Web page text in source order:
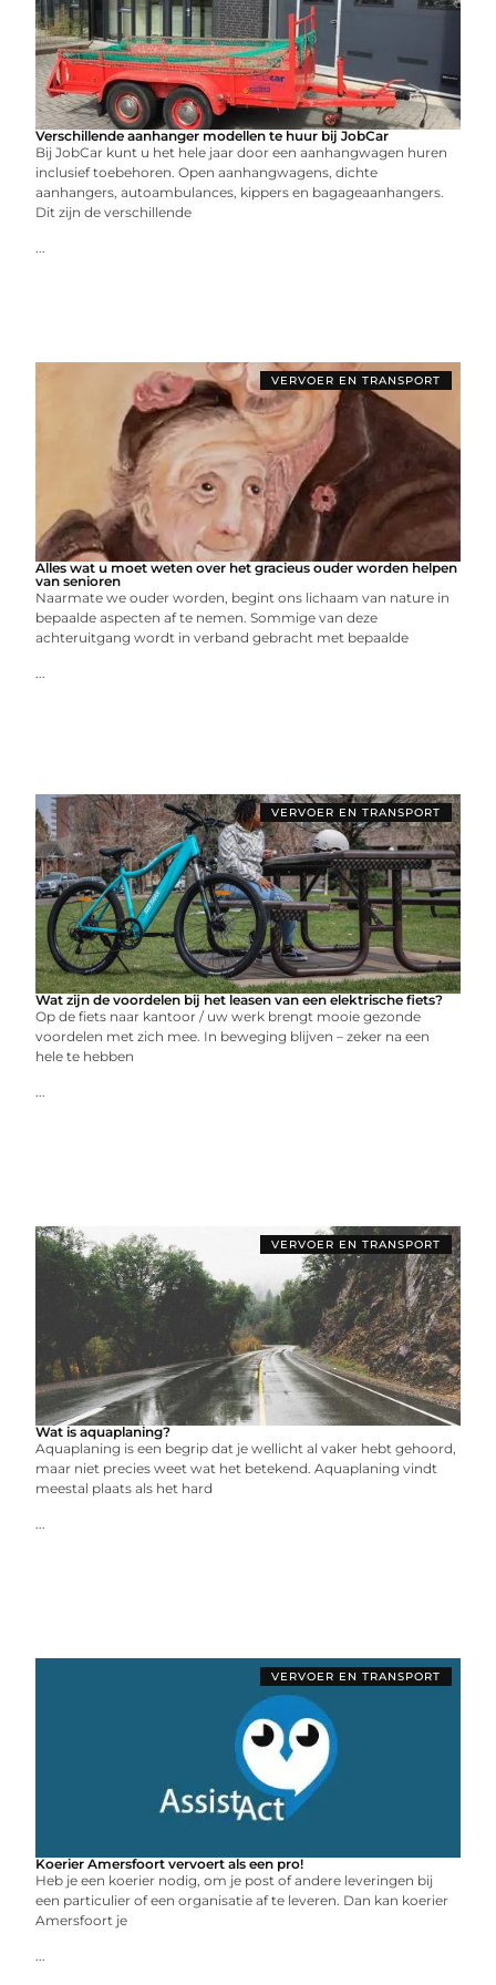
Verschillende aanhanger modellen te huur bij JobCar
Bij JobCar kunt u het hele jaar door een aanhangwagen huren
inclusief toebehoren. Open aanhangwagens, dichte
aanhangers, autoambulances, kippers en bagageaanhangers.
Dit zijn de verschillende
...
VERVOER EN TRANSPORT
Alles wat u moet weten over het gracieus ouder worden helpen
van senioren
Naarmate we ouder worden, begint ons lichaam van nature in
bepaalde aspecten af ​​te nemen. Sommige van deze
achteruitgang wordt in verband gebracht met bepaalde
...
VERVOER EN TRANSPORT
Wat zijn de voordelen bij het leasen van een elektrische fiets?
Op de fiets naar kantoor / uw werk brengt mooie gezonde
voordelen met zich mee. In beweging blijven – zeker na een
hele te hebben
...
VERVOER EN TRANSPORT
Wat is aquaplaning?
Aquaplaning is een begrip dat je wellicht al vaker hebt gehoord,
maar niet precies weet wat het betekend. Aquaplaning vindt
meestal plaats als het hard
...
VERVOER EN TRANSPORT
Koerier Amersfoort vervoert als een pro!
Heb je een koerier nodig, om je post of andere leveringen bij
een particulier of een organisatie af te leveren. Dan kan koerier
Amersfoort je
...